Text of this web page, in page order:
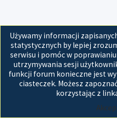
Używamy informacji
statystycznych by lepiej
serwisu i pomóc w
utrzymywania sesji
funkcji forum konieczne jest
ciasteczek. Możesz
korzystając z